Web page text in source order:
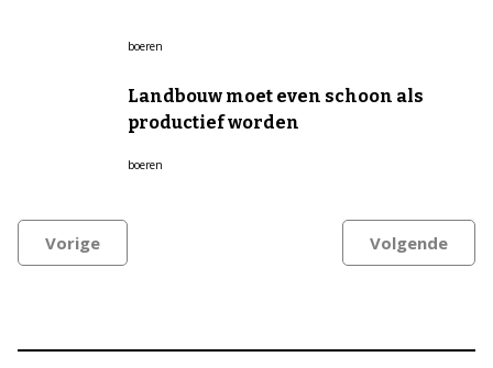
boeren
Landbouw moet even schoon als
productief worden
boeren
Vorige Volgende